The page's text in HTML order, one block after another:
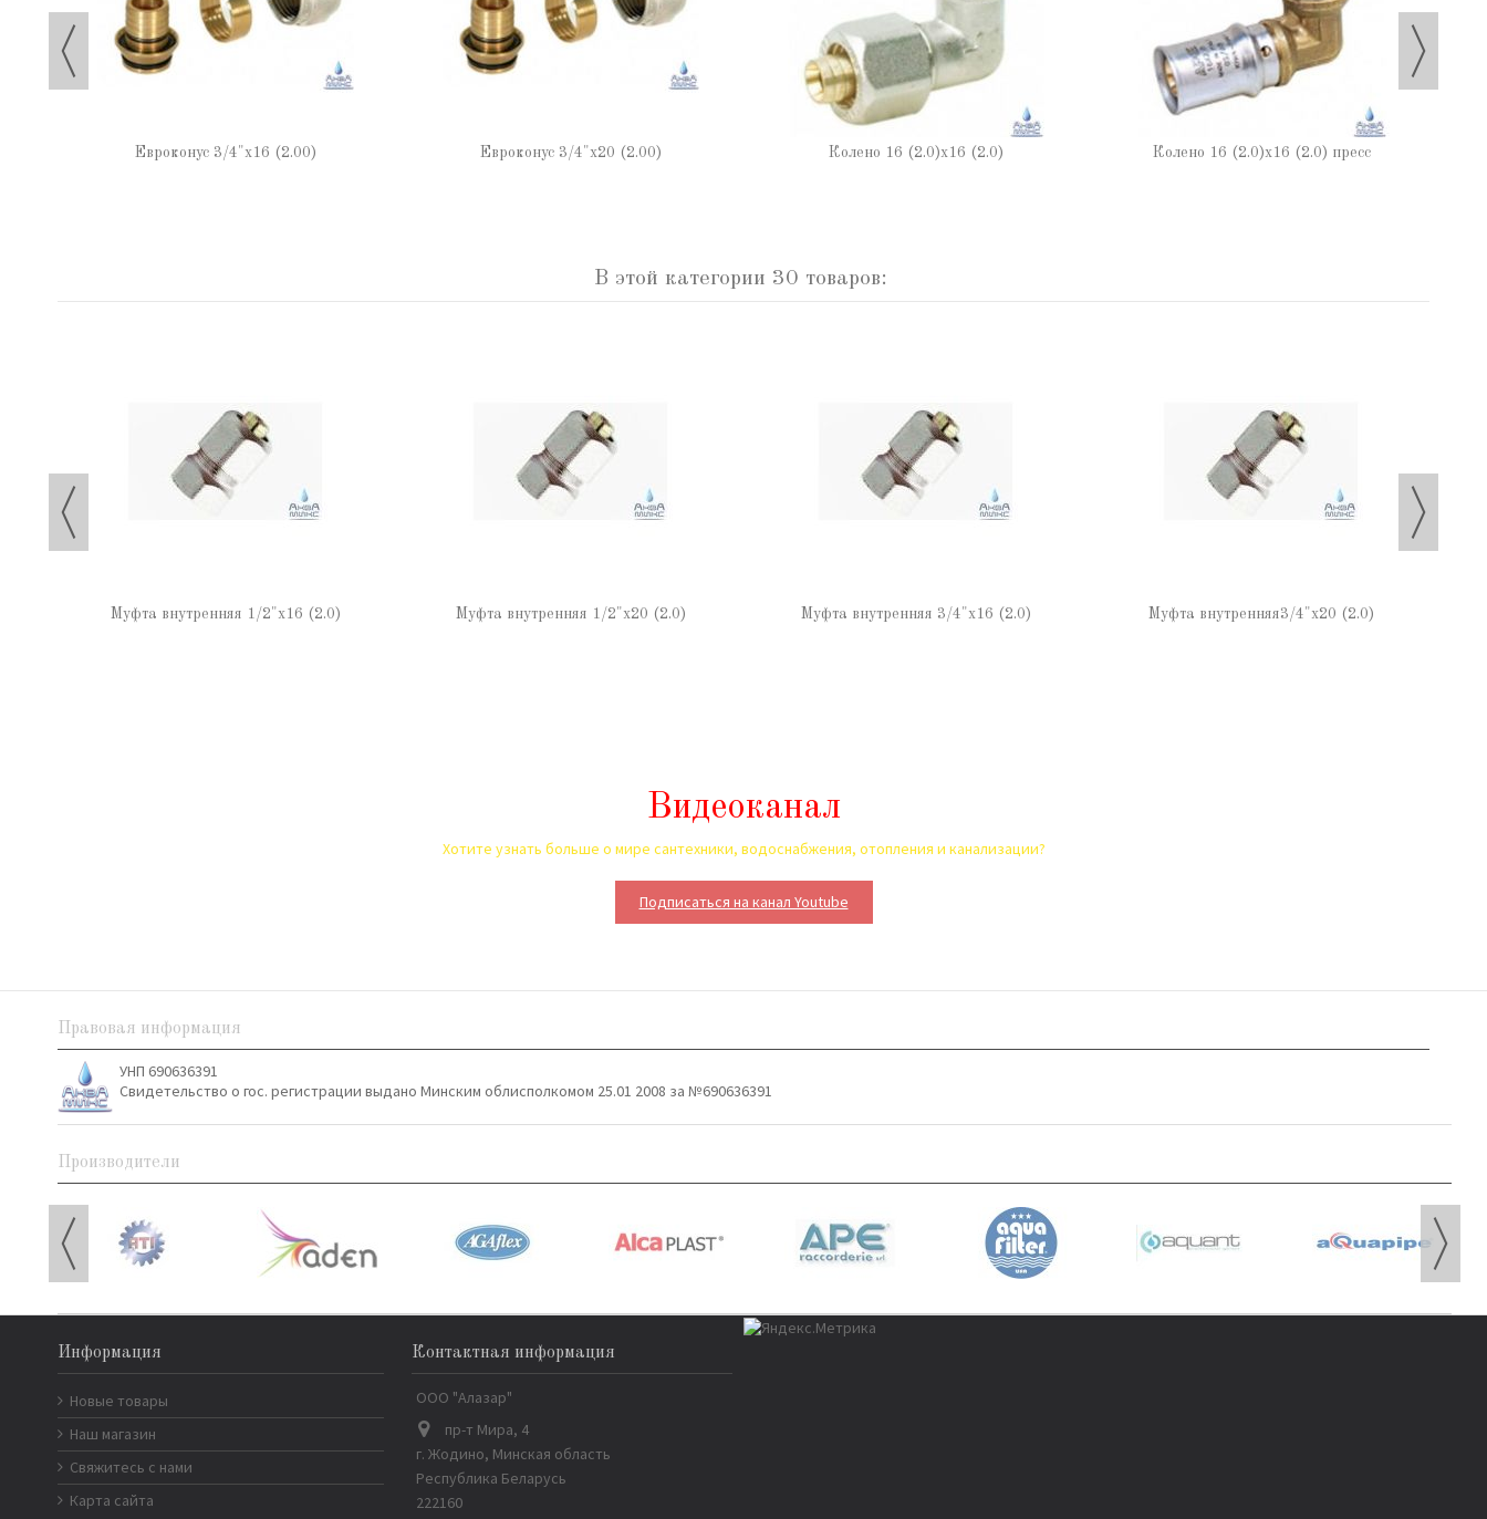
Евроконус 3/4"х16 (2.00) Евроконус 3/4"х20 (2.00) Колено 16 (2.0)х16 (2.0) Колено 16 (2.0)х16 (2.0) пресс
В этой категории 30 товаров:
Муфта внутренняя 1/2"х16 (2.0) Муфта внутренняя 1/2"х20 (2.0) Муфта внутренняя 3/4"х16 (2.0) Муфта внутренняя3/4"х20 (2.0)
Видеоканал
Хотите узнать больше о мире сантехники, водоснабжения, отопления и канализации?
Подписаться на канал Youtube
Правовая информация
УНП 690636391
Свидетельство о гос. регистрации выдано Минским облисполкомом 25.01 2008 за №690636391
Производители
Информация
Новые товары
Наш магазин
Свяжитесь с нами
Карта сайта
Контактная информация
ООО "Алазар"
пр-т Мира, 4
г. Жодино, Минская область
Республика Беларусь
222160